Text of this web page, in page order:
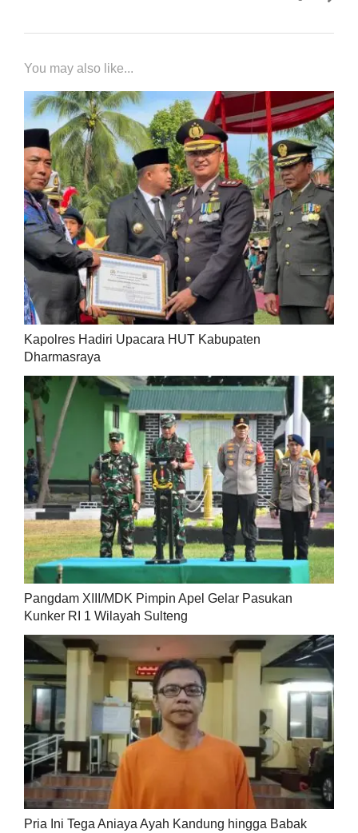
You may also like...
Kapolres Hadiri Upacara HUT Kabupaten
Dharmasraya
Pangdam XIII/MDK Pimpin Apel Gelar Pasukan
Kunker RI 1 Wilayah Sulteng
Pria Ini Tega Aniaya Ayah Kandung hingga Babak